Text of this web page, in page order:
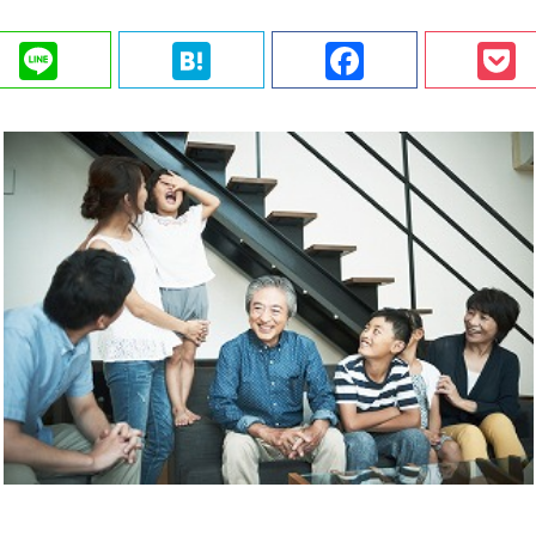
Hatena Facebook